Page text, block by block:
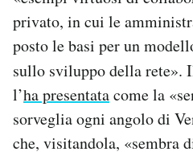
privato, in cui le
posto le basi per un
sullo sviluppo della rete». I
l’ha presentatacome la
sorveglia ogni angolo di
che, visitandola, «sembra